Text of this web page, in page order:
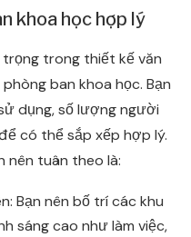
khoa học hợp lý
trong thiết kế văn
ban khoa học. Bạn
dụng, số lượng người
có thể sắp xếp hợp lý.
nên tuân theo là:
Bạn nên bố trí các khu
sáng cao như làm việc,